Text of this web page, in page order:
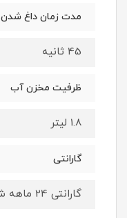
مدت زمان داغ شدن
45 ثانیه
ظرفیت مخزن آب
1.8 لیتر
گارانتی
گارانتی 24 ماهه شکوفا الکتریک سرویس